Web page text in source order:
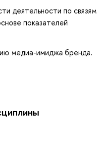
деятельности по связям
показателей
медиа-имиджа бренда.